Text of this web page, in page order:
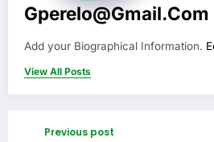
Gperelo@gmail.com
Add your Biographical Information.
View All Posts
Previous post